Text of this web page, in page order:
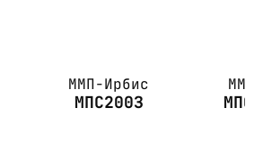
ММП-Ирбис
МПС200З